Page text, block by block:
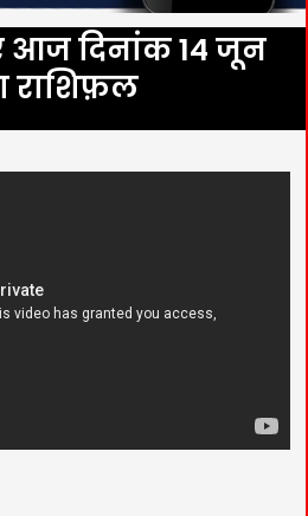
आज दिनांक 14 जून
राशिफ़ल